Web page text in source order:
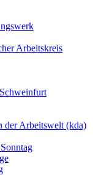
Arbeitskreis
der Arbeitswelt (kda)